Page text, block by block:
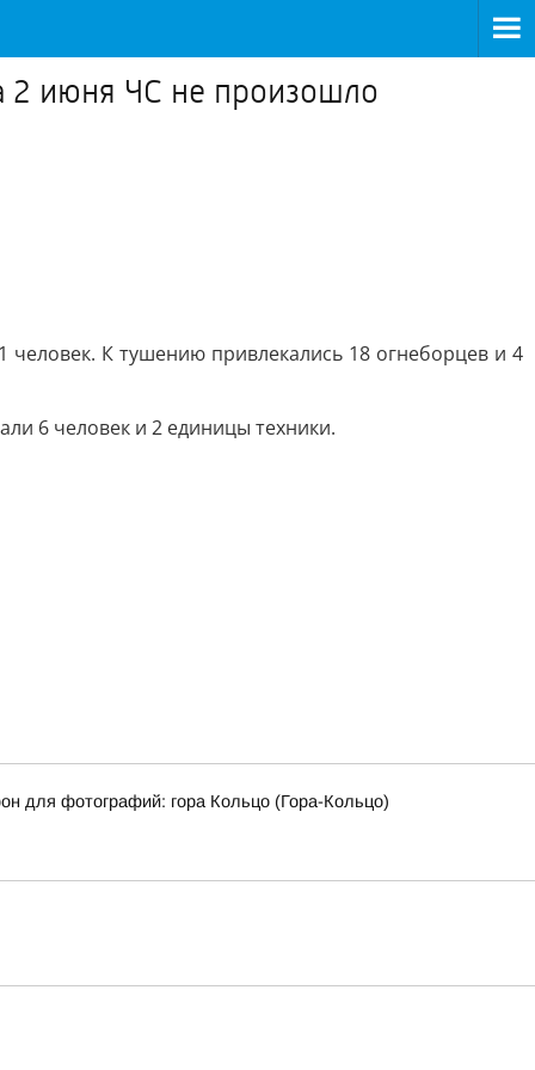
2 июня ЧС не произошло
человек. К тушению привлекались 18 огнеборцев и 4
6 человек и 2 единицы техники.
для фотографий: гора Кольцо (Гора-Кольцо)